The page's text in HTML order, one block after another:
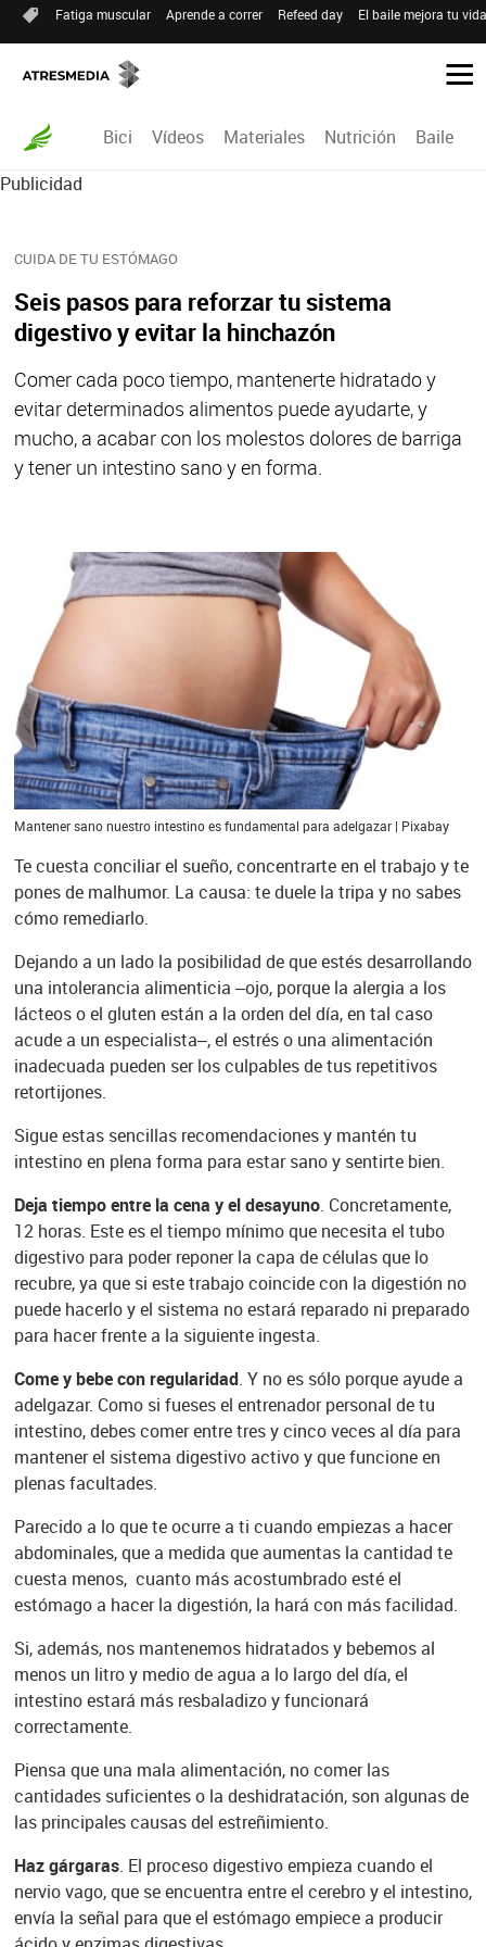
Fatiga muscular Aprende a correr Refeed day El baile mejora tu
Bici Vídeos Materiales Nutrición Baile
Publicidad
CUIDA DE TU ESTÓMAGO
Seis pasos para reforzar tu sistema
digestivo y evitar la hinchazón
Comer cada poco tiempo, mantenerte hidratado y
evitar determinados alimentos puede ayudarte, y
mucho, a acabar con los molestos dolores de barriga
y tener un intestino sano y en forma.
Mantener sano nuestro intestino es fundamental para adelgazar | Pixabay
Te cuesta conciliar el sueño, concentrarte en el trabajo y te
pones de malhumor. La causa: te duele la tripa y no sabes
cómo remediarlo.
Dejando a un lado la posibilidad de que estés desarrollando
una intolerancia alimenticia –ojo, porque la alergia a los
lácteos o el gluten están a la orden del día, en tal caso
acude a un especialista–, el estrés o una alimentación
inadecuada pueden ser los culpables de tus repetitivos
retortijones.
Sigue estas sencillas recomendaciones y mantén tu
intestino en plena forma para estar sano y sentirte bien.
Deja tiempo entre la cena y el desayuno. Concretamente,
12 horas. Este es el tiempo mínimo que necesita el tubo
digestivo para poder reponer la capa de células que lo
recubre, ya que si este trabajo coincide con la digestión no
puede hacerlo y el sistema no estará reparado ni preparado
para hacer frente a la siguiente ingesta.
Come y bebe con regularidad. Y no es sólo porque ayude a
adelgazar. Como si fueses el entrenador personal de tu
intestino, debes comer entre tres y cinco veces al día para
mantener el sistema digestivo activo y que funcione en
plenas facultades.
Parecido a lo que te ocurre a ti cuando empiezas a hacer
abdominales, que a medida que aumentas la cantidad te
cuesta menos, cuanto más acostumbrado esté el
estómago a hacer la digestión, la hará con más facilidad.
Si, además, nos mantenemos hidratados y bebemos al
menos un litro y medio de agua a lo largo del día, el
intestino estará más resbaladizo y funcionará
correctamente.
Piensa que una mala alimentación, no comer las
cantidades suficientes o la deshidratación, son algunas de
las principales causas del estreñimiento.
Haz gárgaras. El proceso digestivo empieza cuando el
nervio vago, que se encuentra entre el cerebro y el intestino,
envía la señal para que el estómago empiece a producir